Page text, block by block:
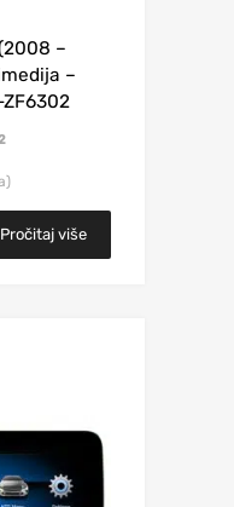
–
–
ZF6302
Pročitaj više